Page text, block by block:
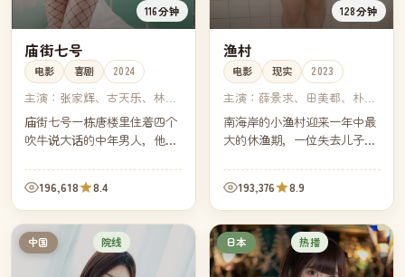
116分钟
庙街七号
电影 喜剧 2024
主演： 张家辉、古天乐、林家
栋、黄子华
庙街七号一栋唐楼里住着四个
吹牛说大话的中年男人，他们
所"。生意没开张几天，却真的
接到了一桩真实的失踪案。
196,618 8.4
128分钟
渔村
电影 现实 2023
主演： 薛景求、田美都、朴海
日、黄正民
南海岸的小渔村迎来一年中最
大的休渔期，一位失去儿子的
海。镜头跟着他穿过雾、穿过
浪，也穿过他与自己迟来的、
漫长的告别。
193,376 8.9
中国 院线 日本 热播